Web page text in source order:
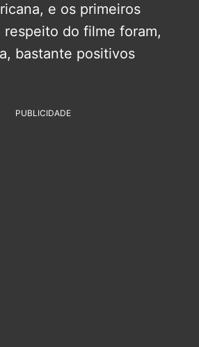
e os primeiros
respeito do filme foram,
bastante positivos
PUBLICIDADE